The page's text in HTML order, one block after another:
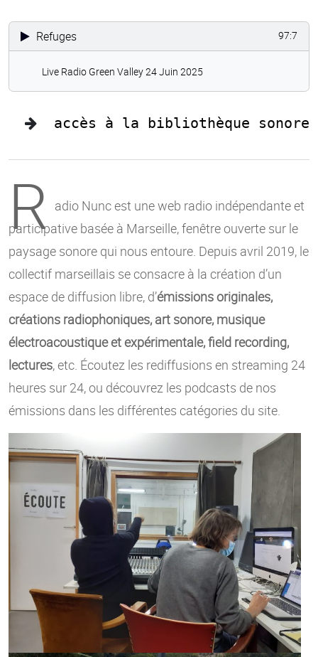
Refuges 97:7
Live Radio Green Valley 24 Juin 2025
accès à la bibliothèque sonore
R adio Nunc est une web radio indépendante et
participative basée à Marseille, fenêtre ouverte sur le
paysage sonore qui nous entoure. Depuis avril 2019, le
collectif marseillais se consacre à la création d’un
espace de diffusion libre, d’émissions originales,
créations radiophoniques, art sonore, musique
électroacoustique et expérimentale, field recording,
lectures, etc. Écoutez les rediffusions en streaming 24
heures sur 24, ou découvrez les podcasts de nos
émissions dans les différentes catégories du site.